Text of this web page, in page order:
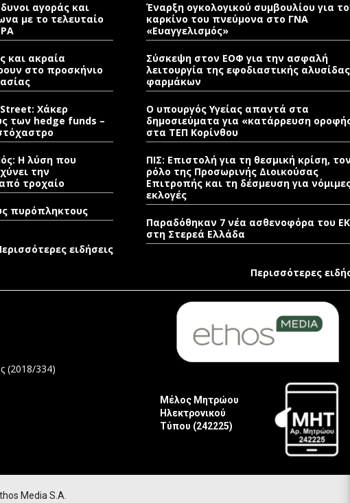
αγοράς και
με το τελευταίο
και ακραία
στο προσκήνιο
Χάκερ
των hedge funds –
Η λύση που
την
τροχαίο
πυρόπληκτους
ειδήσεις
Έναρξη ογκολογικού συμβουλίου για
καρκίνο του πνεύμονα στο ΓΝΑ
«Ευαγγελισμός»
Σύσκεψη στον ΕΟΦ για την ασφαλή
λειτουργία της εφοδιαστικής αλυσίδας
φαρμάκων
Ο υπουργός Υγείας απαντά στα
δημοσιεύματα για «κατάρρευση
στα ΤΕΠ Κορίνθου
ΠΙΣ: Επιστολή για τη θεσμική κρίση,
ρόλο της Προσωρινής Διοικούσας
Επιτροπής και τη δέσμευση για
εκλογές
Παραδόθηκαν 7 νέα ασθενοφόρα του
στη Στερεά Ελλάδα
Περισσότερες
(2018/334)
Μέλος Μητρώου
Ηλεκτρονικού
Τύπου (242225)
Media S.A.